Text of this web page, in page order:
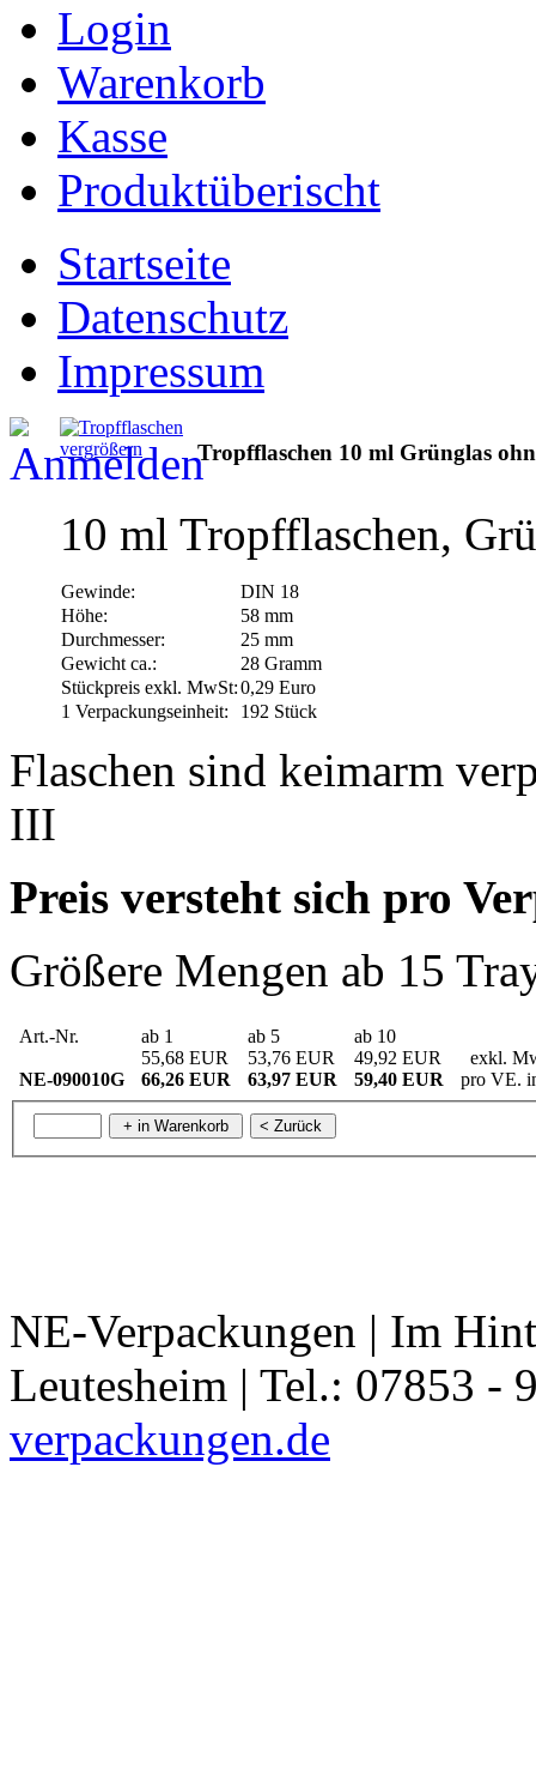
Login
Warenkorb
Kasse
Produktüberischt
Startseite
Datenschutz
Impressum
vergrößern Tropfflaschen 10 ml Grünglas
10 ml Tropfflaschen,
Gewinde:
DIN 18
Höhe:
58 mm
Durchmesser:
25 mm
Gewicht ca.:
28 Gramm
Stückpreis exkl. MwSt:0,29 Euro
1 Verpackungseinheit:
192 Stück
Flaschen sind keimarm
III
Preis versteht sich pro
Größere Mengen ab 15
Art.-Nr.
NE-090010G
ab 1
55,68 EUR
66,26 EUR
ab 5
53,76 EUR
63,97 EUR
ab 10
49,92 EUR
59,40 EUR
exkl.
pro VE.
NE-Verpackungen | Im
Leutesheim | Tel.: 07853 -
verpackungen.de